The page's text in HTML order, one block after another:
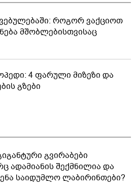
როგორ ვაქციოთ
მშობლებისთვისაც
4 ფარული მიზეზი და
გზები
გვირაბები
ადამიანის შექმნილია და
საიდუმლო ლაბირინთები?